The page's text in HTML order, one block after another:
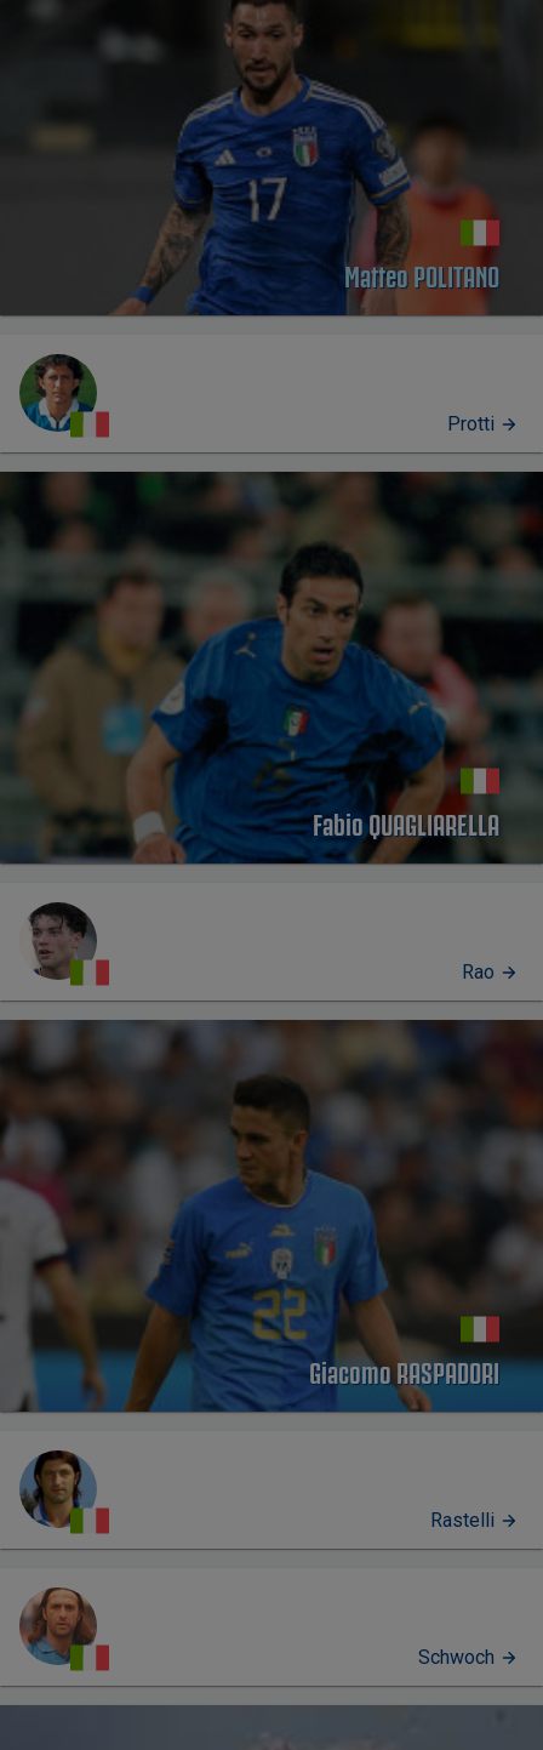
Matteo POLITANO
Protti
Fabio QUAGLIARELLA
Rao
Giacomo RASPADORI
Rastelli
Schwoch